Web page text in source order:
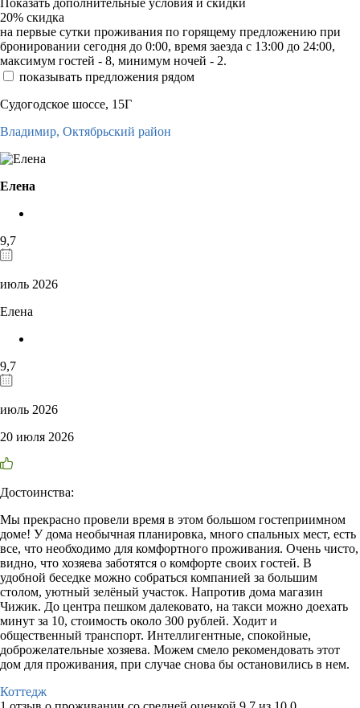
20% скидка
на первые сутки проживания по горящему предложению при
бронировании сегодня до 0:00, время заезда с 13:00 до 24:00,
максимум гостей - 8, минимум ночей - 2.
показывать предложения рядом
Судогодское шоссе, 15Г
Владимир, Октябрьский район
Елена
9,7
июль 2026
Елена
9,7
июль 2026
20 июля 2026
Достоинства:
Мы прекрасно провели время в этом большом гостеприимном
доме! У дома необычная планировка, много спальных мест, есть
все, что необходимо для комфортного проживания. Очень чисто,
видно, что хозяева заботятся о комфорте своих гостей. В
удобной беседке можно собраться компанией за большим
столом, уютный зелёный участок. Напротив дома магазин
Чижик. До центра пешком далековато, на такси можно доехать
минут за 10, стоимость около 300 рублей. Ходит и
общественный транспорт. Интеллигентные, спокойные,
доброжелательные хозяева. Можем смело рекомендовать этот
дом для проживания, при случае снова бы остановились в нем.
Коттедж